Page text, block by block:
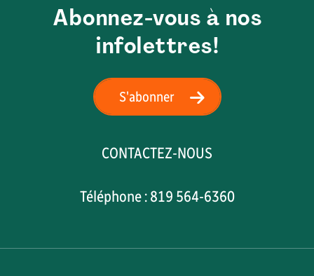
Abonnez-vous à nos
infolettres!
S'abonner
CONTACTEZ-NOUS
Téléphone : 819 564-6360